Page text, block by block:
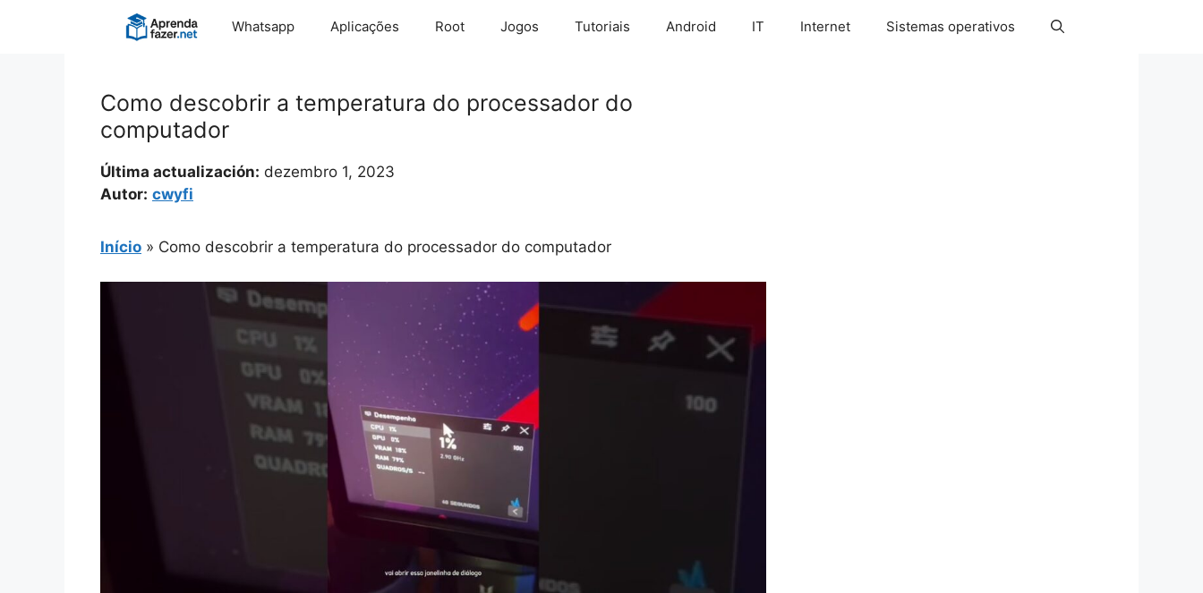
Whatsapp Aplicações Root Jogos Tutoriais Android IT Internet Sistemas operativos
Como descobrir a temperatura do processador do
computador
Última actualización: dezembro 1, 2023
Autor: cwyfi
Início » Como descobrir a temperatura do processador do computador